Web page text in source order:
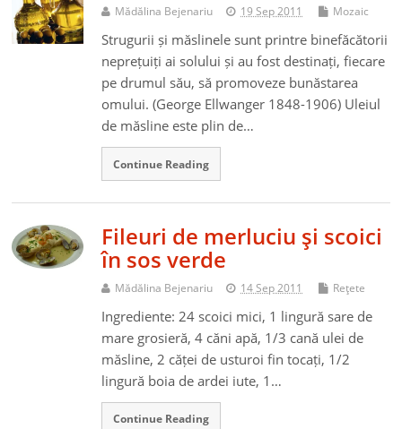
Mădălina Bejenariu 19 Sep 2011 Mozaic
Strugurii și măslinele sunt printre binefăcătorii
neprețuiți ai solului și au fost destinați, fiecare
pe drumul său, să promoveze bunăstarea
omului. (George Ellwanger 1848-1906) Uleiul
de măsline este plin de…
Continue Reading
Fileuri de merluciu şi scoici
în sos verde
Mădălina Bejenariu 14 Sep 2011 Reţete
Ingrediente: 24 scoici mici, 1 lingură sare de
mare grosieră, 4 căni apă, 1/3 cană ulei de
măsline, 2 căței de usturoi fin tocați, 1/2
lingură boia de ardei iute, 1…
Continue Reading